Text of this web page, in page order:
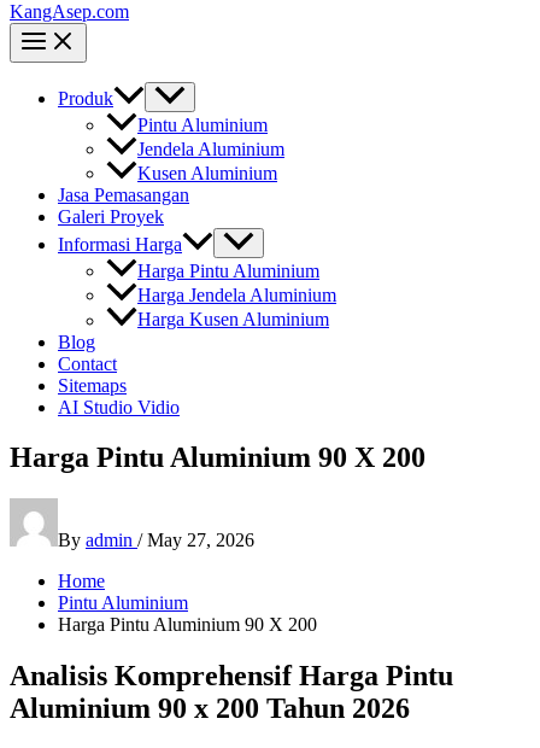
KangAsep.com
Produk
Pintu Aluminium
Jendela Aluminium
Kusen Aluminium
Jasa Pemasangan
Galeri Proyek
Informasi Harga
Harga Pintu Aluminium
Harga Jendela Aluminium
Harga Kusen Aluminium
Blog
Contact
Sitemaps
AI Studio Vidio
Harga Pintu Aluminium 90 X 200
By admin /May 27, 2026
Home
Pintu Aluminium
Harga Pintu Aluminium 90 X 200
Analisis Komprehensif Harga Pintu
Aluminium 90 x 200 Tahun 2026